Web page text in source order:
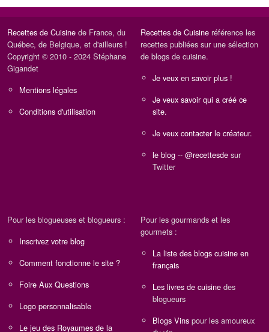
Recettes de Cuisine de France, du
Québec, de Belgique, et d'ailleurs !
Copyright © 2010 - 2024 Stéphane
Gigandet
Mentions légales
Conditions d'utilisation
Recettes de Cuisine référence les
recettes publiées sur une sélection
de blogs de cuisine.
Je veux en savoir plus !
Je veux savoir qui a créé ce
site.
Je veux contacter le créateur.
le blog -- @recettesde sur
Twitter
Pour les blogueuses et blogueurs :
Inscrivez votre blog
Comment fonctionne le site ?
Foire Aux Questions
Logo personnalisable
Le jeu des Royaumes de la
Pour les gourmands et les
gourmets :
La liste des blogs cuisine en
français
Les livres de cuisine des
blogueurs
Blogs Vins pour les amoureux